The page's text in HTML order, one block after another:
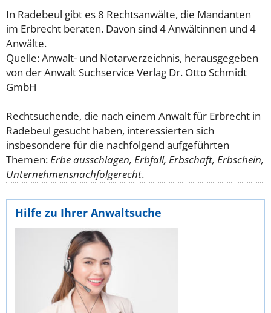
In Radebeul gibt es 8 Rechtsanwälte, die Mandanten
im Erbrecht beraten. Davon sind 4 Anwältinnen und 4
Anwälte.
Quelle: Anwalt- und Notarverzeichnis, herausgegeben
von der Anwalt Suchservice Verlag Dr. Otto Schmidt
GmbH
Rechtsuchende, die nach einem Anwalt für Erbrecht in
Radebeul gesucht haben, interessierten sich
insbesondere für die nachfolgend aufgeführten
Themen:Erbe ausschlagen, Erbfall, Erbschaft, Erbschein,
Unternehmensnachfolgerecht.
Hilfe zu Ihrer Anwaltsuche